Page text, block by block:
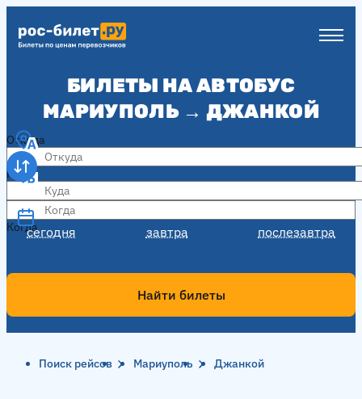
БИЛЕТЫ НА АВТОБУС
МАРИУПОЛЬ → ДЖАНКОЙ
Откуда
Куда
Когда
сегодня завтра послезавтра
Когда
Найти билеты
Поиск рейсов Мариуполь Джанкой